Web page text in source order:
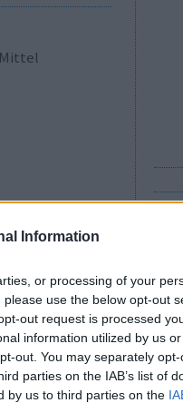
Information
or processing of your
use the below opt-out
out request is processed
information utilized by us
out. You may separately
parties on the IAB’s list of
by us to third parties on the